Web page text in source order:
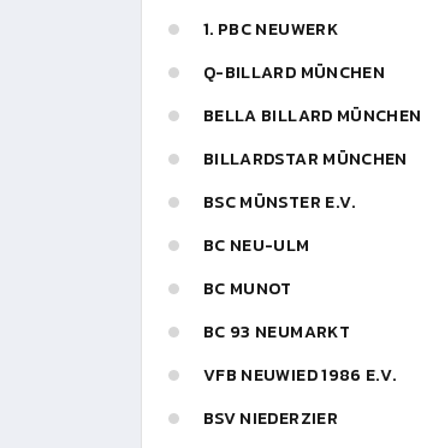
1. PBC NEUWERK
Q-BILLARD MÜNCHEN
BELLA BILLARD MÜNCHEN
BILLARDSTAR MÜNCHEN
BSC MÜNSTER E.V.
BC NEU-ULM
BC MUNOT
BC 93 NEUMARKT
VFB NEUWIED 1986 E.V.
BSV NIEDERZIER